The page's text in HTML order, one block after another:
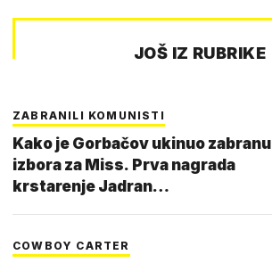
JOŠ IZ RUBRIKE
ZABRANILI KOMUNISTI
Kako je Gorbačov ukinuo zabranu
izbora za Miss. Prva nagrada
krstarenje Jadran…
COWBOY CARTER